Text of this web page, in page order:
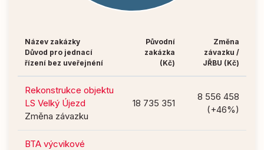
Název zakázky
Důvod pro jednací
řízení bez uveřejnéní
Původní
zakázka
(Kč)
Změna
závazku /
JŘBU (Kč)
Rekonstrukce objektu
LS Velký Újezd
Změna závazku
18 735 351
8 556 458
(+46%)
BTA výcvikové